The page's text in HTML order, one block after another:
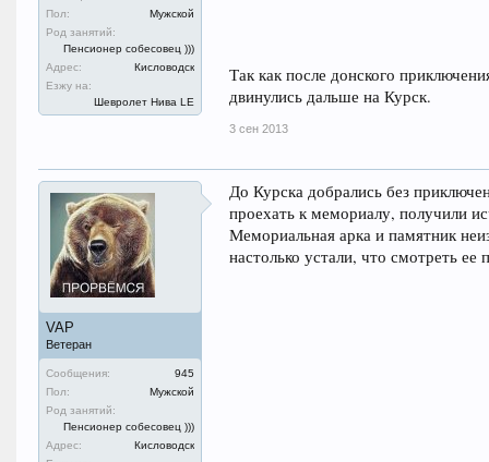
Пол:
Мужской
Род занятий:
Пенсионер собесовец )))
Адрес:
Кисловодск
Езжу на:
Шевролет Нива LE
Так как после донского
двинулись дальше на Курск.
3 сен 2013
VAP
Ветеран
Сообщения:
945
Пол:
Мужской
Род занятий:
Пенсионер собесовец )))
Адрес:
Кисловодск
До Курска добрались без
проехать к мемориалу, получили
Мемориальная арка и памятник
настолько устали, что смотреть ее